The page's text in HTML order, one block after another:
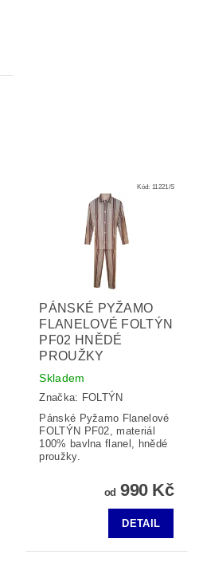
Kód: 11221/S
PÁNSKÉ PYŽAMO
FLANELOVÉ FOLTÝN
PF02 HNĚDÉ
PROUŽKY
Skladem
Značka: FOLTÝN
Pánské Pyžamo Flanelové
FOLTÝN PF02, materiál
100% bavlna flanel, hnědé
proužky.
od 990 Kč
DETAIL